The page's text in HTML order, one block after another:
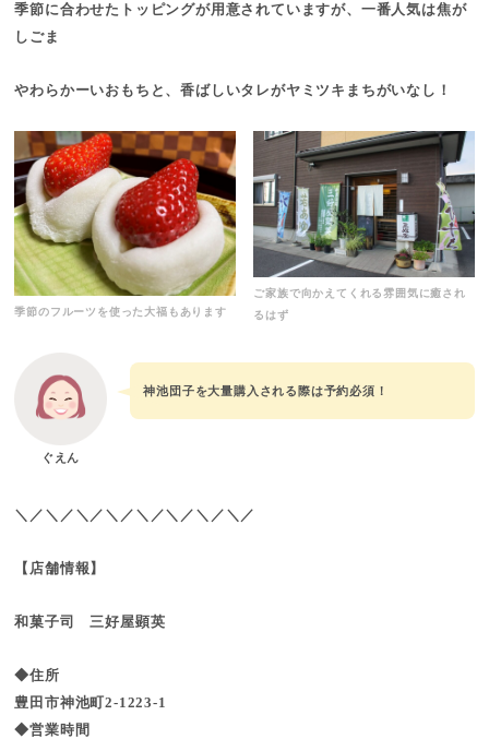
季節に合わせたトッピングが用意されていますが、一番人気は焦が
しごま
やわらかーいおもちと、香ばしいタレがヤミツキまちがいなし！
季節のフルーツを使った大福もあります
ご家族で向かえてくれる雰囲気に癒され
るはず
ぐえん
神池団子を大量購入される際は予約必須！
＼／＼／＼／＼／＼／＼／＼／＼／
【店舗情報】
和菓子司 三好屋顕英
◆住所
豊田市神池町2-1223-1
◆営業時間